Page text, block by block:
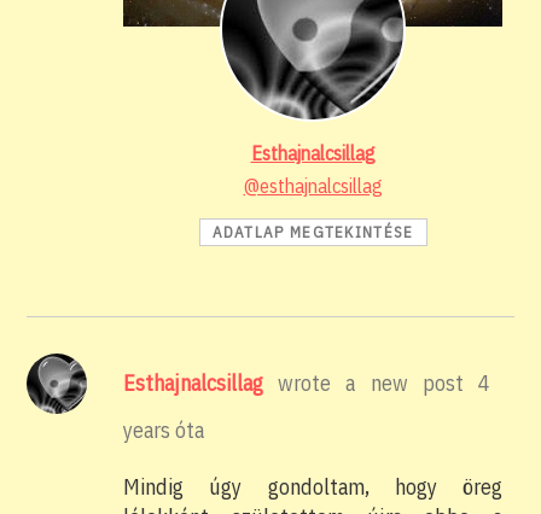
Esthajnalcsillag
@esthajnalcsillag
ADATLAP MEGTEKINTÉSE
Esthajnalcsillag wrote a new post 4
years óta
Mindig úgy gondoltam, hogy öreg